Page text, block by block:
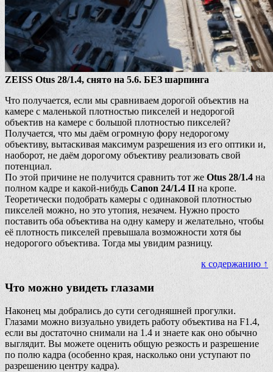
ZEISS Otus 28/1.4, снято на 5.6. БЕЗ шарпинга
Что получается, если мы сравниваем дорогой объектив на
камере с маленькой плотностью пикселей и недорогой
объектив на камере с большой плотностью пикселей?
Получается, что мы даём огромную фору недорогому
объективу, вытаскивая максимум разрешения из его оптики и,
наоборот, не даём дорогому объективу реализовать свой
потенциал.
По этой причине не получится сравнить тот же Otus 28/1.4 на
полном кадре и какой-нибудь Canon 24/1.4 II на кропе.
Теоретически подобрать камеры с одинаковой плотностью
пикселей можно, но это утопия, незачем. Нужно просто
поставить оба объектива на одну камеру и желательно, чтобы
её плотность пикселей превышала возможности хотя бы
недорогого объектива. Тогда мы увидим разницу.
к содержанию ↑
Что можно увидеть глазами
Наконец мы добрались до сути сегодняшней прогулки.
Глазами можно визуально увидеть работу объектива на F1.4,
если вы достаточно снимали на 1.4 и знаете как оно обычно
выглядит. Вы можете оценить общую резкость и разрешение
по полю кадра (особенно края, насколько они уступают по
разрешению центру кадра).